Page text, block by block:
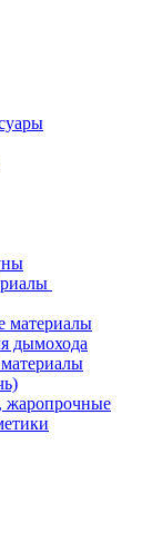
материалы
дымохода
жаропрочные